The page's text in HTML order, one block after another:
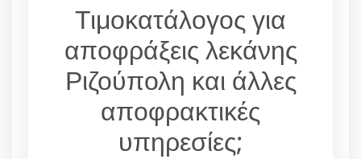
Τιμοκατάλογος για
αποφράξεις λεκάνης
Ριζούπολη και άλλες
αποφρακτικές
υπηρεσίες;